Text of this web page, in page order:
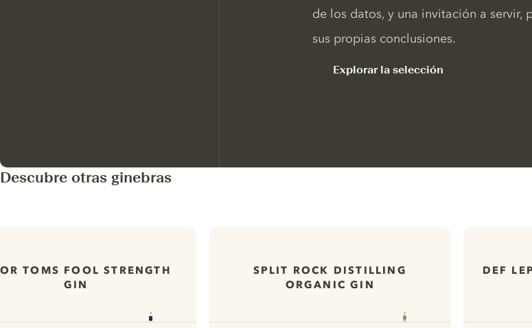
de los datos, y una invitación a servir,
sus propias conclusiones.
Explorar la selección
Descubre otras ginebras
TOMS FOOL STRENGTH
GIN
SPLIT ROCK DISTILLING
ORGANIC GIN
DEF